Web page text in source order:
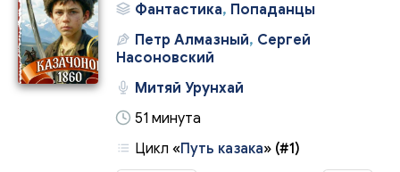
Фантастика, Попаданцы
Петр Алмазный, Сергей
Насоновский
Митяй Урунхай
51 минута
Цикл «Путь казака» (#1)